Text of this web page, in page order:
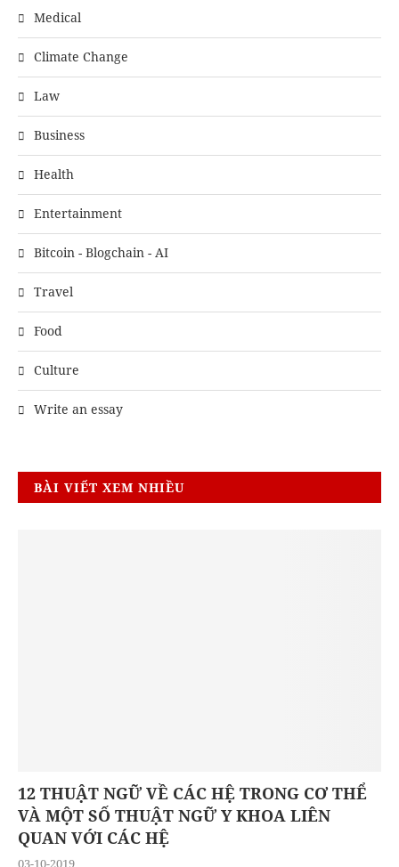
Medical
Climate Change
Law
Business
Health
Entertainment
Bitcoin - Blogchain - AI
Travel
Food
Culture
Write an essay
BÀI VIẾT XEM NHIỀU
12 THUẬT NGỮ VỀ CÁC HỆ TRONG CƠ THỂ
VÀ MỘT SỐ THUẬT NGỮ Y KHOA LIÊN
QUAN VỚI CÁC HỆ
03-10-2019